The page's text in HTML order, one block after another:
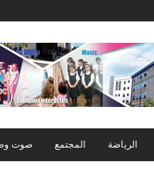
الرياضة المجتمع صوت